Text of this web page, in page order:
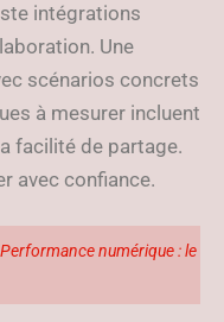
intégrations
Une
scénarios concrets
à mesurer incluent
facilité de partage.
avec confiance.
Performance numérique : le